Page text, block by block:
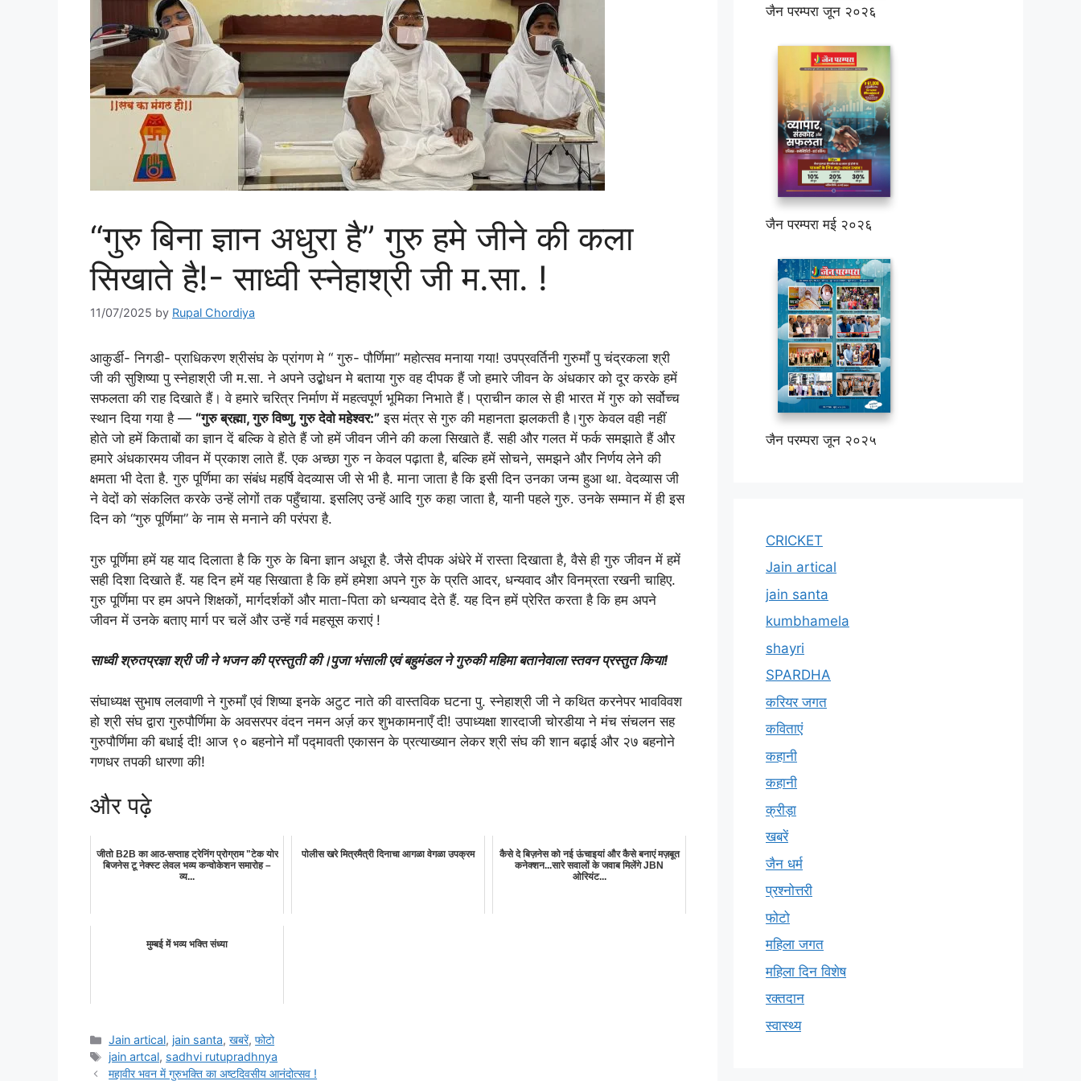
“गुरु बिना ज्ञान अधुरा है” गुरु हमे जीने की कला
सिखाते है!- साध्वी स्नेहाश्री जी म.सा. !
11/07/2025 by Rupal Chordiya
आकुर्डी- निगडी- प्राधिकरण श्रीसंघ के प्रांगण मे “ गुरु- पौर्णिमा” महोत्सव मनाया गया! उपप्रवर्तिनी गुरुमॉं पु चंद्रकला श्री
जी की सुशिष्या पु स्नेहाश्री जी म.सा. ने अपने उद्बोधन मे बताया गुरु वह दीपक हैं जो हमारे जीवन के अंधकार को दूर करके हमें
सफलता की राह दिखाते हैं। वे हमारे चरित्र निर्माण में महत्वपूर्ण भूमिका निभाते हैं। प्राचीन काल से ही भारत में गुरु को सर्वोच्च
स्थान दिया गया है — “गुरु ब्रह्मा, गुरु विष्णु, गुरु देवो महेश्वर:” इस मंत्र से गुरु की महानता झलकती है।गुरु केवल वही नहीं
होते जो हमें किताबों का ज्ञान दें बल्कि वे होते हैं जो हमें जीवन जीने की कला सिखाते हैं. सही और गलत में फर्क समझाते हैं और
हमारे अंधकारमय जीवन में प्रकाश लाते हैं. एक अच्छा गुरु न केवल पढ़ाता है, बल्कि हमें सोचने, समझने और निर्णय लेने की
क्षमता भी देता है. गुरु पूर्णिमा का संबंध महर्षि वेदव्यास जी से भी है. माना जाता है कि इसी दिन उनका जन्म हुआ था. वेदव्यास जी
ने वेदों को संकलित करके उन्हें लोगों तक पहुँचाया. इसलिए उन्हें आदि गुरु कहा जाता है, यानी पहले गुरु. उनके सम्मान में ही इस
दिन को “गुरु पूर्णिमा” के नाम से मनाने की परंपरा है.
गुरु पूर्णिमा हमें यह याद दिलाता है कि गुरु के बिना ज्ञान अधूरा है. जैसे दीपक अंधेरे में रास्ता दिखाता है, वैसे ही गुरु जीवन में हमें
सही दिशा दिखाते हैं. यह दिन हमें यह सिखाता है कि हमें हमेशा अपने गुरु के प्रति आदर, धन्यवाद और विनम्रता रखनी चाहिए.
गुरु पूर्णिमा पर हम अपने शिक्षकों, मार्गदर्शकों और माता-पिता को धन्यवाद देते हैं. यह दिन हमें प्रेरित करता है कि हम अपने
जीवन में उनके बताए मार्ग पर चलें और उन्हें गर्व महसूस कराएं !
साध्वी श्रुतप्रज्ञा श्री जी ने भजन की प्रस्तुती की।पुजा भंसाली एवं बहुमंडल ने गुरुकी महिमा बतानेवाला स्तवन प्रस्तुत किया!
संघाध्यक्ष सुभाष ललवाणी ने गुरुमॉं एवं शिष्या इनके अटुट नाते की वास्तविक घटना पु. स्नेहाश्री जी ने कथित करनेपर भावविवश
हो श्री संघ द्वारा गुरुपौर्णिमा के अवसरपर वंदन नमन अर्ज़ कर शुभकामनाएँ दी! उपाध्यक्षा शारदाजी चोरडीया ने मंच संचलन सह
गुरुपौर्णिमा की बधाई दी! आज ९० बहनोने मॉं पद्मावती एकासन के प्रत्याख्यान लेकर श्री संघ की शान बढ़ाई और २७ बहनोने
गणधर तपकी धारणा की!
और पढ़े
जीतो B2B का आठ-सप्ताह ट्रेनिंग प्रोग्राम "टेक योर
बिजनेस टू नेक्स्ट लेवल भव्य कन्वोकेशन समारोह –
व्य...
पोलीस खरे मित्रमैत्री दिनाचा आगळा वेगळा उपक्रम
कैसे दे बिज़नेस को नई ऊंचाइयां और कैसे बनाएं मज़बूत
कनेक्शन...सारे सवालों के जवाब मिलेंगे JBN
ओरियंट...
मुम्बई में भव्य भक्ति संध्या
Categories
Jain artical, jain santa,खबरें,फोटो
Tags
jain artcal, sadhvi rutupradhnya
महावीर भवन में गुरुभक्ति का अष्टदिवसीय आनंदोत्सव !
जैन परम्परा जून २०२६
जैन परम्परा मई २०२६
जैन परम्परा जून २०२५
CRICKET
Jain artical
jain santa
kumbhamela
shayri
SPARDHA
करियर जगत
कविताएं
कहानी
कहानी
क्रीड़ा
खबरें
जैन धर्म
प्रश्नोत्तरी
फोटो
महिला जगत
महिला दिन विशेष
रक्तदान
स्वास्थ्य